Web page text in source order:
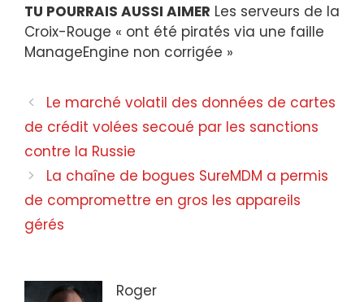
TU POURRAIS AUSSI AIMER Les serveurs de la
Croix-Rouge « ont été piratés via une faille
ManageEngine non corrigée »
Navigation
des
Le marché volatil des données de cartes
de crédit volées secoué par les sanctions
contre la Russie
La chaîne de bogues SureMDM a permis
de compromettre en gros les appareils
gérés
Roger